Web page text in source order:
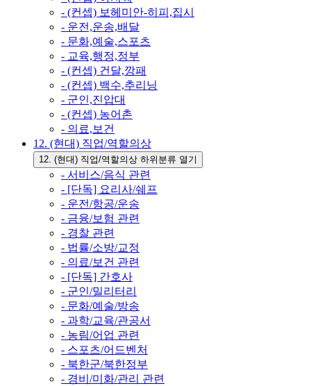
- (컨셉) 보헤미안-히피,집시
- 운전,운송,배달
- 문화,예술,스포츠
- 교육,행정,정부
- (컨셉) 건달,깡패
- (컨셉) 백수,추리닝
- 군인,진압대
- (컨셉) 농어촌
- 의료,보건
12. (현대) 직업/역할의상
12. (현대) 직업/역할의상 하위분류 열기
- 서비스/음식 관련
- [단독] 요리사/쉐프
- 운전/항공/운송
- 금융/보험 관련
- 경찰 관련
- 법률/소방/교정
- 의료/보건 관련
- [단독] 간호사
- 군인/밀리터리
- 문화/예술/방송
- 과학/교육/관공서
- 농림/어업 관련
- 스포츠/어드벤처
- 북한군/북한정부
- 경비/미화/관리 관련